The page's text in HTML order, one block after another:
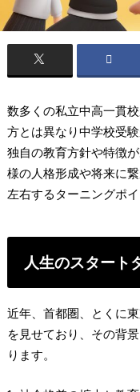
数多くの私立中高一貫
方とは異なり中学校受
独自の教育方針や特徴
様の人格形成や将来に
左右するターニングポイ
人生のスタート
近年、首都圏、とくに
を見せており、その背
ります。